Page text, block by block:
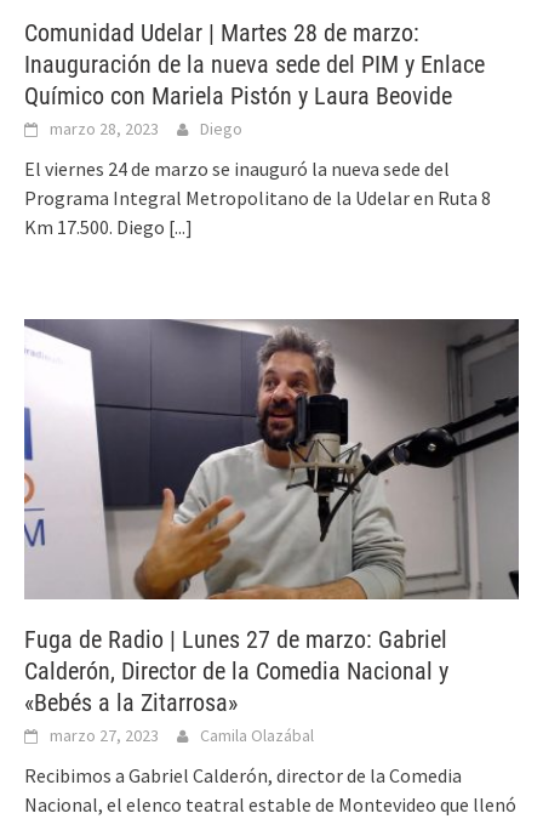
Comunidad Udelar | Martes 28 de marzo:
Inauguración de la nueva sede del PIM y Enlace
Químico con Mariela Pistón y Laura Beovide
marzo 28, 2023 Diego
El viernes 24 de marzo se inauguró la nueva sede del
Programa Integral Metropolitano de la Udelar en Ruta 8
Km 17.500. Diego [...]
Fuga de Radio | Lunes 27 de marzo: Gabriel
Calderón, Director de la Comedia Nacional y
«Bebés a la Zitarrosa»
marzo 27, 2023 Camila Olazábal
Recibimos a Gabriel Calderón, director de la Comedia
Nacional, el elenco teatral estable de Montevideo que llenó